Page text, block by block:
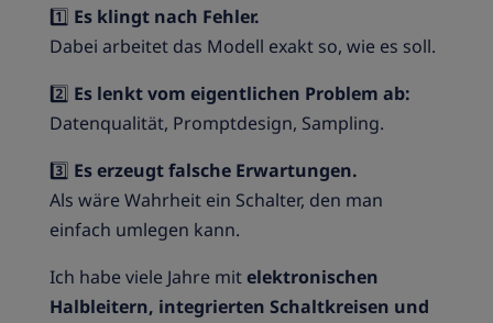
1️⃣ Es klingt nach Fehler.
Dabei arbeitet das Modell exakt so, wie es soll.
2️⃣ Es lenkt vom eigentlichen Problem ab:
Datenqualität, Promptdesign, Sampling.
3️⃣ Es erzeugt falsche Erwartungen.
Als wäre Wahrheit ein Schalter, den man
einfach umlegen kann.
Ich habe viele Jahre mitelektronischen
Halbleitern, integrierten Schaltkreisen und